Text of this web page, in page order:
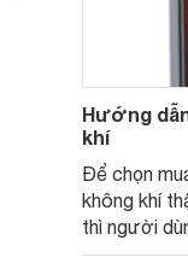
Hướng
khí
Để chọn
không khí
thì người
tiêu chí